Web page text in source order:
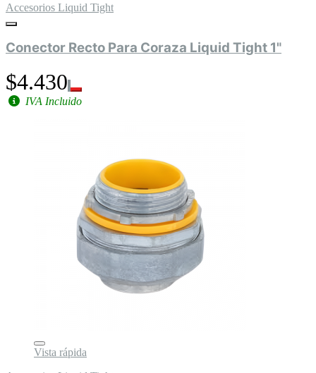
Accesorios Liquid Tight
Conector Recto Para Coraza Liquid Tight 1"
$4.430
IVA Incluido
Vista rápida